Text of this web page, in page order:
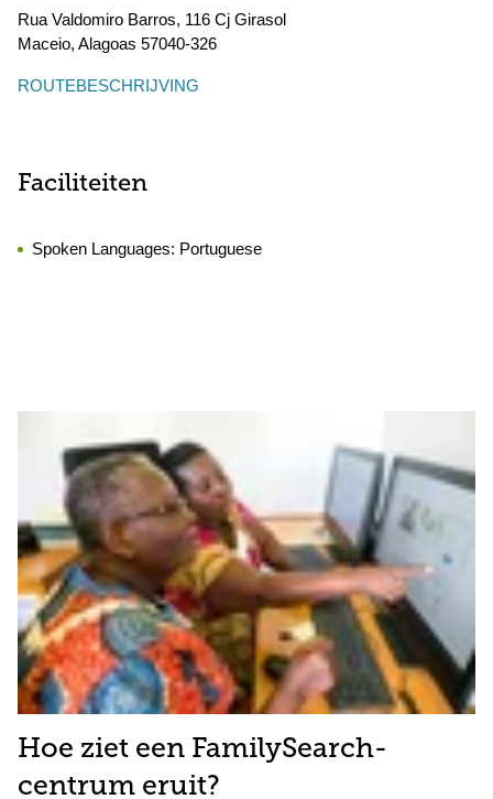
Rua Valdomiro Barros, 116 Cj Girasol
Maceio, Alagoas 57040-326
ROUTEBESCHRIJVING
Faciliteiten
Spoken Languages: Portuguese
Hoe ziet een FamilySearch-
centrum eruit?